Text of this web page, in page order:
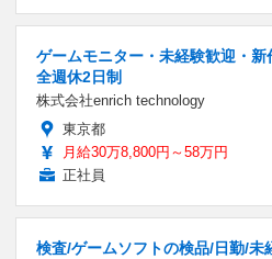
ゲームモニター・未経験歓迎・
全週休2日制
株式会社enrich technology
東京都
月給30万8,800円～58万円
正社員
検査/ゲームソフトの検品/日勤/未